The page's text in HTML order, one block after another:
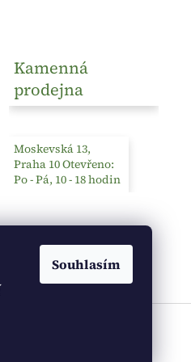
Souhlasím
Kamenná
prodejna
Moskevská 13,
Praha 10 Otevřeno:
Po - Pá, 10 - 18 hodin